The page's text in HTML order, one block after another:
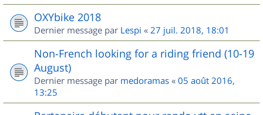
OXYbike 2018
Dernier message par Lespi « 27 juil. 2018, 18:01
Non-French looking for a riding friend (10-19
August)
Dernier message par medoramas « 05 août 2016,
13:25